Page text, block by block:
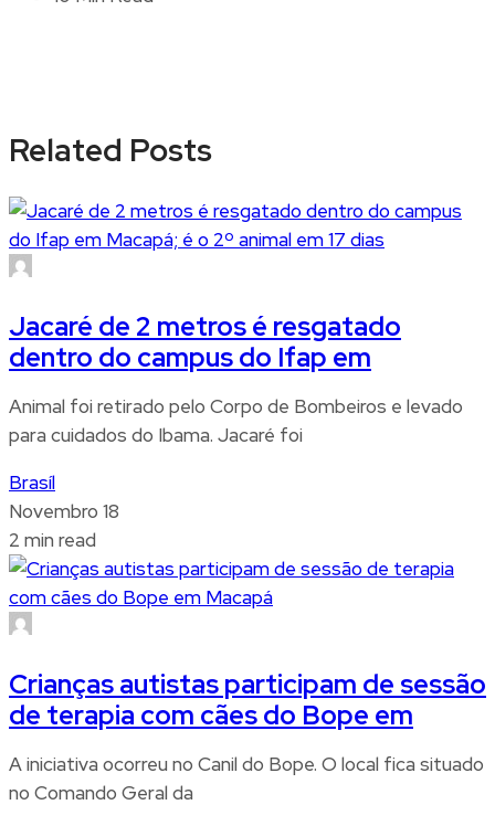
Related Posts
Jacaré de 2 metros é resgatado
dentro do campus do Ifap em
Animal foi retirado pelo Corpo de Bombeiros e levado
para cuidados do Ibama. Jacaré foi
Brasíl
Novembro 18
2 min read
Crianças autistas participam de sessão
de terapia com cães do Bope em
A iniciativa ocorreu no Canil do Bope. O local fica situado
no Comando Geral da